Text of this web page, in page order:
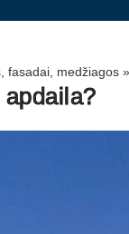
fasadai, medžiagos »